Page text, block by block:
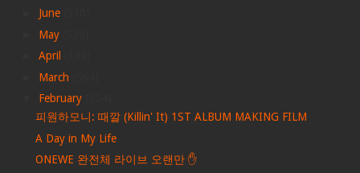
June
May
April
March
February
피원하모니: 때깔 (Killin' It) 1ST ALBUM MAKING FILM
A Day in My Life
ONEWE 완전체 라이브 오랜만 ✋